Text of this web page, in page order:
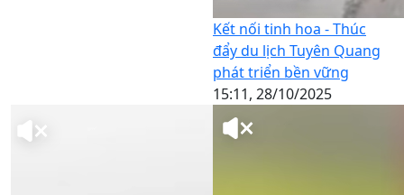
Kết nối tinh hoa - Thúc
đẩy du lịch Tuyên Quang
phát triển bền vững
15:11, 28/10/2025